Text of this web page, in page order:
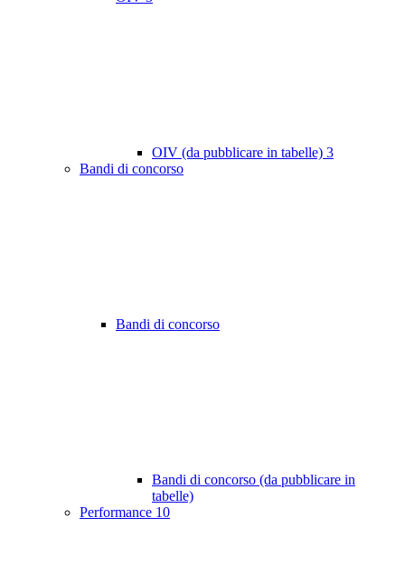
OIV (da pubblicare in tabelle) 3
Bandi di concorso
Bandi di concorso
Bandi di concorso (da pubblicare in
tabelle)
Performance 10